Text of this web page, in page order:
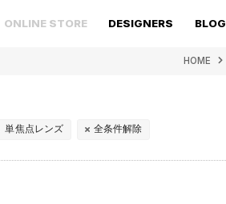
ONLINE STORE DESIGNERS BLOG
HOME
単焦点レンズ 全条件解除